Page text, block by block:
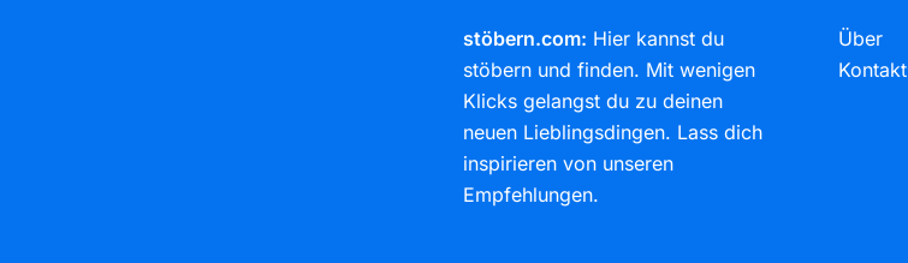
stöbern.com: Hier kannst du
stöbern und finden. Mit wenigen
Klicks gelangst du zu deinen
neuen Lieblingsdingen. Lass dich
inspirieren von unseren
Empfehlungen.
Über
Kontakt